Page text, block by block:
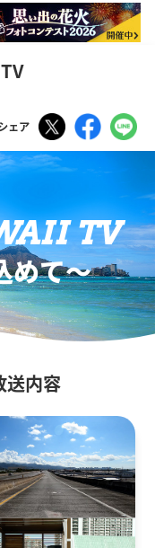
ェア Tweet
TV
めて〜
送内容